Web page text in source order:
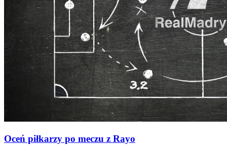
Oceń piłkarzy po meczu z Rayo